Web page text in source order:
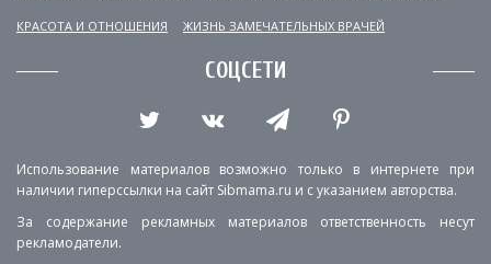
КРАСОТА И ОТНОШЕНИЯ ЖИЗНЬ ЗАМЕЧАТЕЛЬНЫХ ВРАЧЕЙ
СОЦСЕТИ
Использование материалов возможно только в интернете при
наличии гиперссылки на сайт Sibmama.ru и с указанием авторства.
За содержание рекламных материалов ответственность несут
рекламодатели.